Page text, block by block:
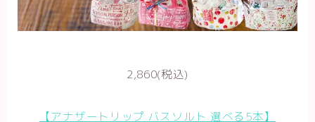
2,860(税込)
【アナザートリップ バスソルト 選べる5本】